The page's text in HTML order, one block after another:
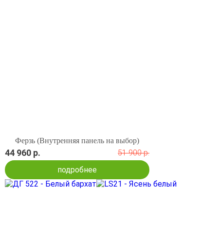
Ферзь (Внутренняя панель на выбор)
44 960 р.
51 900 р.
подробнее